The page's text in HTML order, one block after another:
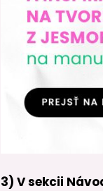
3) V sekcii